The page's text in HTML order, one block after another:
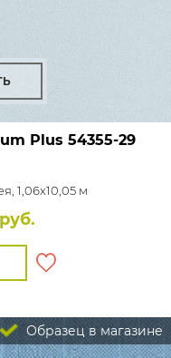
Plus 54355-29
1,06x10,05 м
Образец в магазине